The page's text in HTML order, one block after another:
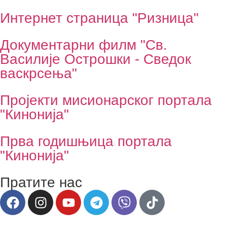
Интернет страница "Ризница"
Документарни филм "Св.
Василије Острошки - Сведок
васкрсења"
Пројекти мисионарског портала
"Кинонија"
Прва годишњица портала
"Кинонија"
Пратите нас